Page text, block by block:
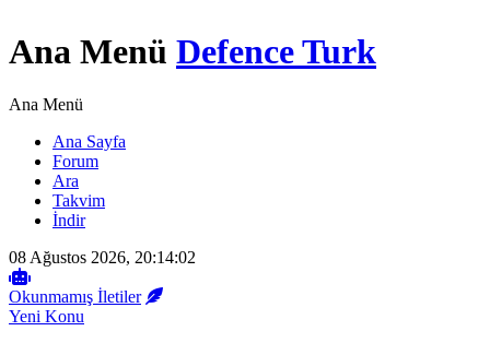
Ana Menü Defence Turk
Ana Menü
Ana Sayfa
Forum
Ara
Takvim
İndir
08 Ağustos 2026, 20:14:02
Okunmamış İletiler
Yeni Konu